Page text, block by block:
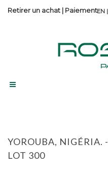
Retirer un achat | Paiement
YOROUBA, NIGÉRIA. -
LOT 300